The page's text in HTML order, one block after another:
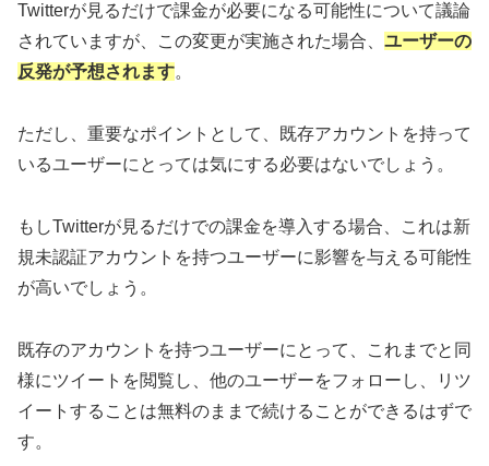
Twitterが見るだけで課金が必要になる可能性について議論
されていますが、この変更が実施された場合、 ユーザーの
反発が予想されます。
ただし、重要なポイントとして、既存アカウントを持って
いるユーザーにとっては気にする必要はないでしょう。
もしTwitterが見るだけでの課金を導入する場合、これは新
規未認証アカウントを持つユーザーに影響を与える可能性
が高いでしょう。
既存のアカウントを持つユーザーにとって、これまでと同
様にツイートを閲覧し、他のユーザーをフォローし、リツ
イートすることは無料のままで続けることができるはずで
す。